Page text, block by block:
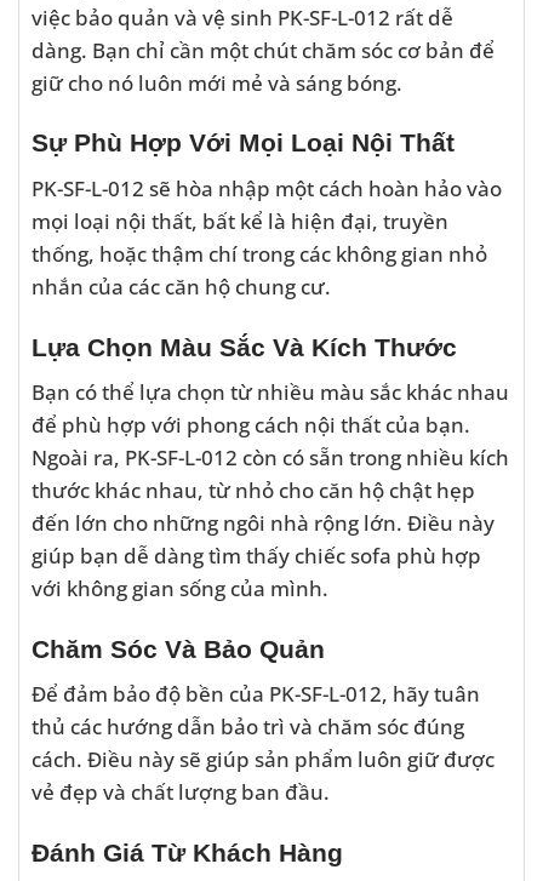
việc bảo quản và vệ sinh PK-SF-L-012 rất dễ
dàng. Bạn chỉ cần một chút chăm sóc cơ bản để
giữ cho nó luôn mới mẻ và sáng bóng.
Sự Phù Hợp Với Mọi Loại Nội Thất
PK-SF-L-012 sẽ hòa nhập một cách hoàn hảo vào
mọi loại nội thất, bất kể là hiện đại, truyền
thống, hoặc thậm chí trong các không gian nhỏ
nhắn của các căn hộ chung cư.
Lựa Chọn Màu Sắc Và Kích Thước
Bạn có thể lựa chọn từ nhiều màu sắc khác nhau
để phù hợp với phong cách nội thất của bạn.
Ngoài ra, PK-SF-L-012 còn có sẵn trong nhiều kích
thước khác nhau, từ nhỏ cho căn hộ chật hẹp
đến lớn cho những ngôi nhà rộng lớn. Điều này
giúp bạn dễ dàng tìm thấy chiếc sofa phù hợp
với không gian sống của mình.
Chăm Sóc Và Bảo Quản
Để đảm bảo độ bền của PK-SF-L-012, hãy tuân
thủ các hướng dẫn bảo trì và chăm sóc đúng
cách. Điều này sẽ giúp sản phẩm luôn giữ được
vẻ đẹp và chất lượng ban đầu.
Đánh Giá Từ Khách Hàng